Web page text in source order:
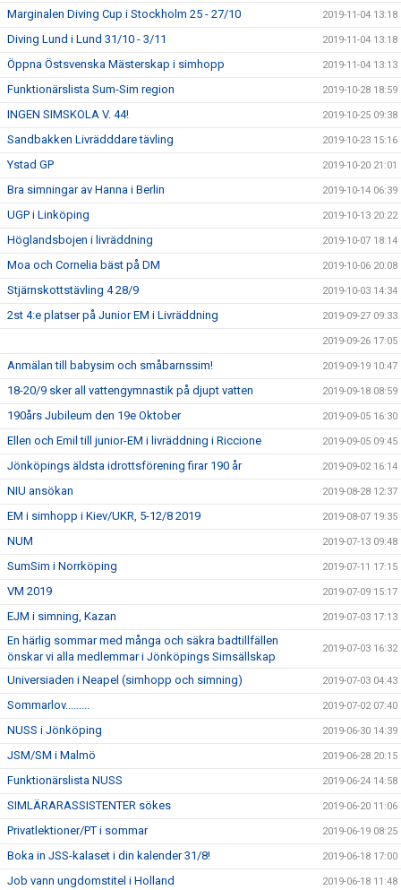
Marginalen Diving Cup i Stockholm 25 - 27/10 2019-11-04 13:18
Diving Lund i Lund 31/10 - 3/11 2019-11-04 13:18
Öppna Östsvenska Mästerskap i simhopp 2019-11-04 13:13
Funktionärslista Sum-Sim region 2019-10-28 18:59
INGEN SIMSKOLA V. 44! 2019-10-25 09:38
Sandbakken Livrädddare tävling 2019-10-23 15:16
Ystad GP 2019-10-20 21:01
Bra simningar av Hanna i Berlin 2019-10-14 06:39
UGP i Linköping 2019-10-13 20:22
Höglandsbojen i livräddning 2019-10-07 18:14
Moa och Cornelia bäst på DM 2019-10-06 20:08
Stjärnskottstävling 4 28/9 2019-10-03 14:34
2st 4:e platser på Junior EM i Livräddning 2019-09-27 09:33
2019-09-26 17:05
Anmälan till babysim och småbarnssim! 2019-09-19 10:47
18-20/9 sker all vattengymnastik på djupt vatten 2019-09-18 08:59
190års Jubileum den 19e Oktober 2019-09-05 16:30
Ellen och Emil till junior-EM i livräddning i Riccione 2019-09-05 09:45
Jönköpings äldsta idrottsförening firar 190 år 2019-09-02 16:14
NIU ansökan 2019-08-28 12:37
EM i simhopp i Kiev/UKR, 5-12/8 2019 2019-08-07 19:35
NUM 2019-07-13 09:48
SumSim i Norrköping 2019-07-11 17:15
VM 2019 2019-07-09 15:17
EJM i simning, Kazan 2019-07-03 17:13
En härlig sommar med många och säkra badtillfällen
önskar vi alla medlemmar i Jönköpings Simsällskap
2019-07-03 16:32
Universiaden i Neapel (simhopp och simning) 2019-07-03 04:43
Sommarlov......... 2019-07-02 07:40
NUSS i Jönköping 2019-06-30 14:39
JSM/SM i Malmö 2019-06-28 20:15
Funktionärslista NUSS 2019-06-24 14:58
SIMLÄRARASSISTENTER sökes 2019-06-20 11:06
Privatlektioner/PT i sommar 2019-06-19 08:25
Boka in JSS-kalaset i din kalender 31/8! 2019-06-18 17:00
Job vann ungdomstitel i Holland 2019-06-18 11:48